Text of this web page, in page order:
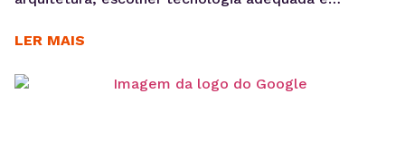
considerando integrações, observabilidade, custos
vai além de escolher um modelo de linguagem ou
LER MAIS